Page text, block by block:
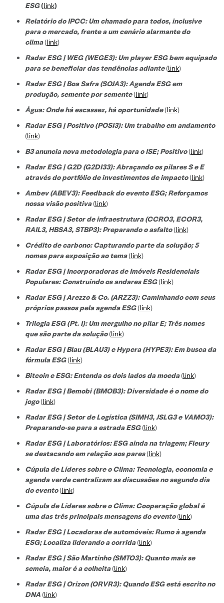
ESG(link)
Relatório do IPCC: Um chamado para todos, inclusive
para o mercado, frente a um cenário alarmante do
clima(link)
Radar ESG | WEG (WEGE3): Um player ESG bem equipado
para se beneficiar das tendências adiante(link)
Radar ESG | Boa Safra (SOJA3): Agenda ESG em
produção, semente por semente(link)
Água: Onde há escassez, há oportunidade(link)
Radar ESG | Positivo (POSI3): Um trabalho em andamento
(link)
B3 anuncia nova metodologia para o ISE; Positivo(link)
Radar ESG | G2D (G2DI33): Abraçando os pilares S e E
através do portfólio de investimentos de impacto(link)
Ambev (ABEV3): Feedback do evento ESG; Reforçamos
nossa visão positiva(link)
Radar ESG | Setor de infraestrutura (CCRO3, ECOR3,
RAIL3, HBSA3, STBP3): Preparando o asfalto(link)
Crédito de carbono: Capturando parte da solução; 5
nomes para exposição ao tema(link)
Radar ESG | Incorporadoras de Imóveis Residenciais
Populares: Construindo os andares ESG(link)
Radar ESG | Arezzo & Co. (ARZZ3): Caminhando com seus
próprios passos pela agenda ESG(link)
Trilogia ESG (Pt. I): Um mergulho no pilar E; Três nomes
que são parte da solução(link)
Radar ESG | Blau (BLAU3) e Hypera (HYPE3): Em busca da
fórmula ESG(link)
Bitcoin e ESG: Entenda os dois lados da moeda(link)
Radar ESG | Bemobi (BMOB3): Diversidade é o nome do
jogo(link)
Radar ESG | Setor de Logística (SIMH3, JSLG3 e VAMO3):
Preparando-se para a estrada ESG(link)
Radar ESG | Laboratórios: ESG ainda na triagem; Fleury
se destacando em relação aos pares(link)
Cúpula de Líderes sobre o Clima: Tecnologia, economia e
agenda verde centralizam as discussões no segundo dia
do evento(link)
Cúpula de Líderes sobre o Clima: Cooperação global é
uma das três principais mensagens do evento(link)
Radar ESG | Locadoras de automóveis: Rumo à agenda
ESG; Localiza liderando a corrida(link)
Radar ESG | São Martinho (SMTO3): Quanto mais se
semeia, maior é a colheita(link)
Radar ESG | Orizon (ORVR3): Quando ESG está escrito no
DNA(link)